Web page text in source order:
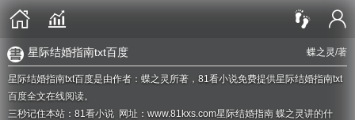
蝶之灵/著
星际结婚指南txt百度
星际结婚指南txt百度是由作者：蝶之灵所著，81看小说免费提供星际结婚指南txt
百度全文在线阅读。
三秒记住本站：81看小说 网址：www.81kxs.com星际结婚指南 蝶之灵讲的什